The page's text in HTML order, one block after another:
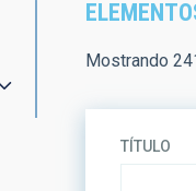
Mostrando
TÍTULO